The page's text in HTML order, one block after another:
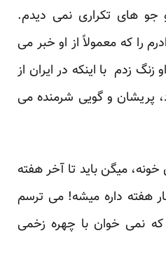
جو های تکراری نمی دیدم.
را که معمولاً از او خبر می
زنگ زدم با اینکه در ایران از
پریشان و گویی شرمنده می
میگن باید تا آخر هفته
هفته داره میشه! می ترسم
که نمی خوان با چهره زخمی